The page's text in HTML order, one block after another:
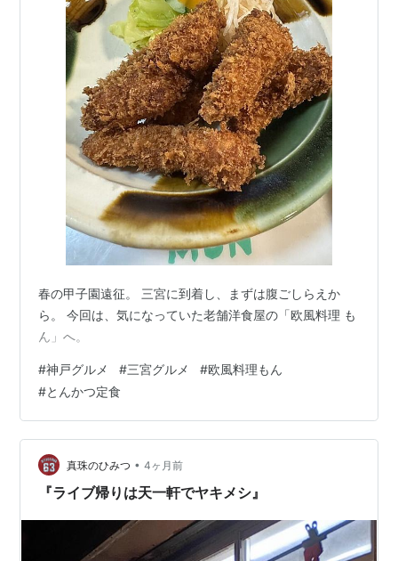
春の甲子園遠征。 三宮に到着し、まずは腹ごしらえか
ら。 今回は、気になっていた老舗洋食屋の「欧風料理 も
ん」へ。
#神戸グルメ #三宮グルメ #欧風料理もん
#とんかつ定食
真珠のひみつ • 4ヶ月前
『ライブ帰りは天一軒でヤキメシ』